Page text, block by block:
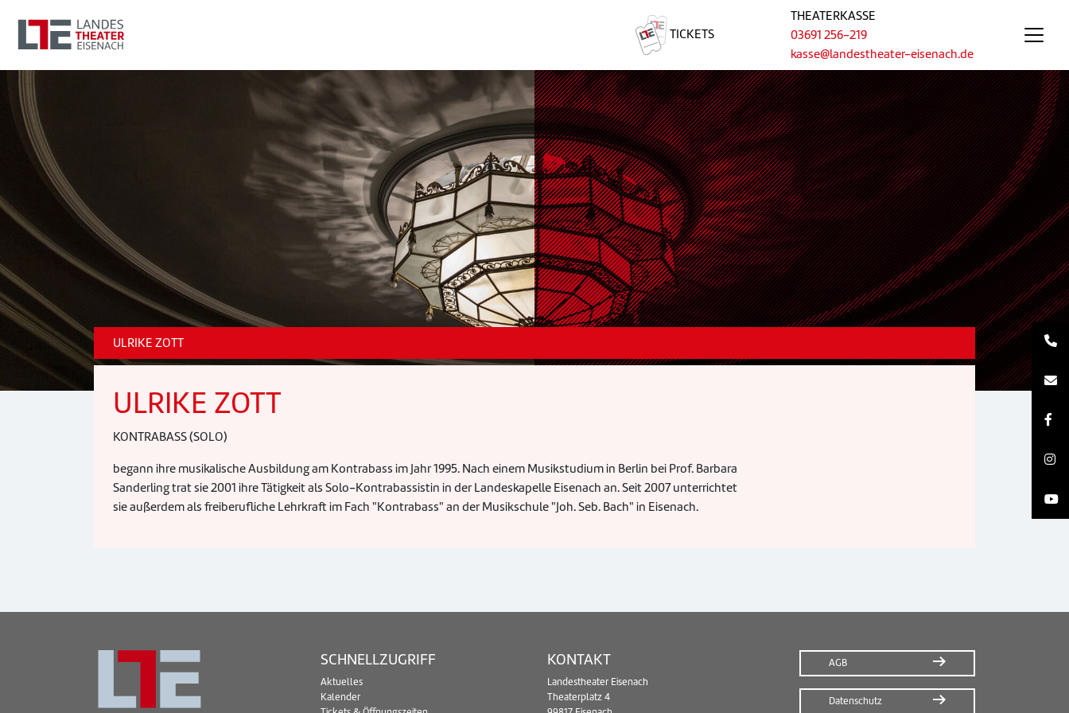
TICKETS
THEATERKASSE
03691 256-219
kasse@landestheater-eisenach.de
ULRIKE ZOTT
ULRIKE ZOTT
KONTRABASS (SOLO)
begann ihre musikalische Ausbildung am Kontrabass im Jahr 1995. Nach einem Musikstudium in Berlin bei Prof. Barbara
Sanderling trat sie 2001 ihre Tätigkeit als Solo-Kontrabassistin in der Landeskapelle Eisenach an. Seit 2007 unterrichtet
sie außerdem als freiberufliche Lehrkraft im Fach "Kontrabass" an der Musikschule "Joh. Seb. Bach" in Eisenach.
SCHNELLZUGRIFF
Aktuelles
Kalender
KONTAKT
Landestheater Eisenach
Theaterplatz 4
AGB
Datenschutz